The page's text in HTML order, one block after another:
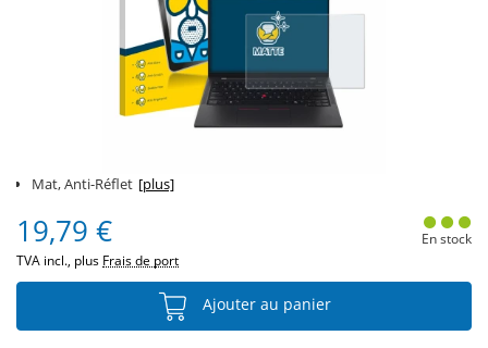
Mat, Anti-Réflet [plus]
19,79 €
TVA incl., plus Frais de port
En stock
Ajouter au panier